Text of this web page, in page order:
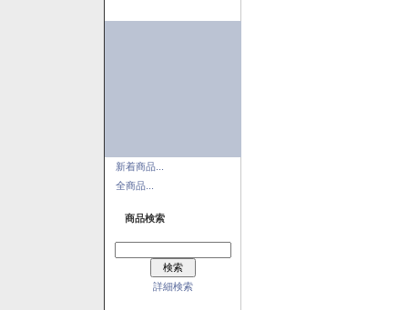
新着商品...
全商品...
商品検索
詳細検索